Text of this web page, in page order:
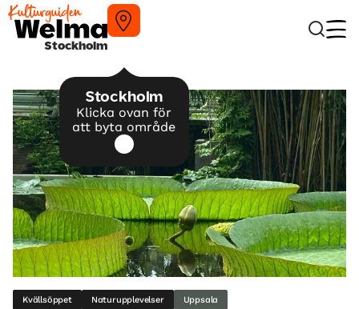
Stockholm
Stockholm
Klicka ovan för
att byta område
Kvällsöppet Naturupplevelser Uppsala